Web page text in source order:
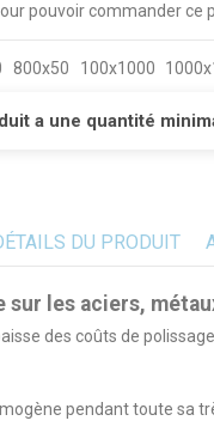
pouvoir commander ce
800x50 100x1000
a une quantité
DU PRODUIT
les aciers,
des coûts de
pendant toute sa